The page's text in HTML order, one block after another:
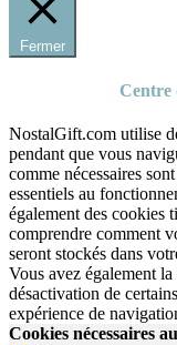
Fermer
Centre
NostalGift.com utilise
pendant que vous
comme nécessaires
essentiels au
également des cookies
comprendre comment
seront stockés dans
Vous avez également
désactivation de
expérience de
Cookies nécessaires